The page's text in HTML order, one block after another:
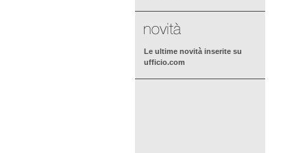
Le ultime novità inserite su
ufficio.com